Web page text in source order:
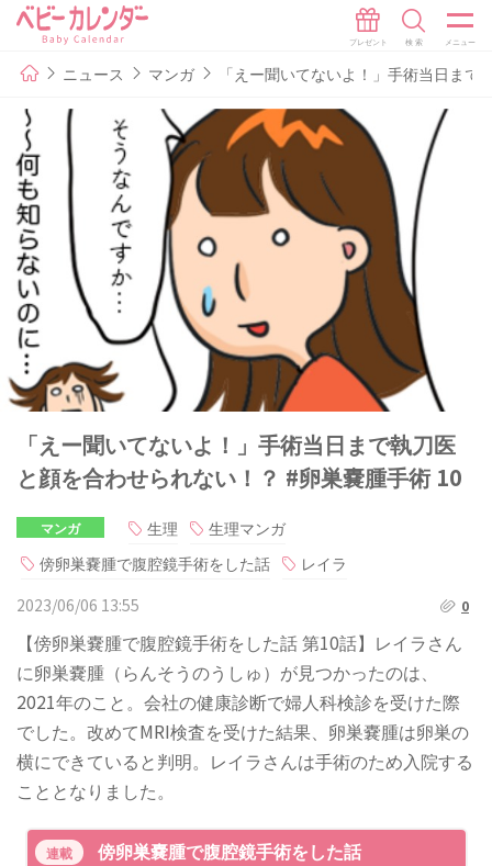
ニュース マンガ 「えー聞いてないよ！」手術当日ま
「えー聞いてないよ！」手術当日まで執刀医
と顔を合わせられない！？ #卵巣嚢腫手術 10
マンガ 生理
生理マンガ
傍卵巣嚢腫で腹腔鏡手術をした話
レイラ
2023/06/06 13:55
0
【傍卵巣嚢腫で腹腔鏡手術をした話 第10話】レイラさん
に卵巣嚢腫（らんそうのうしゅ）が見つかったのは、
2021年のこと。会社の健康診断で婦人科検診を受けた際
でした。改めてMRI検査を受けた結果、卵巣嚢腫は卵巣の
横にできていると判明。レイラさんは手術のため入院する
こととなりました。
連載 傍卵巣嚢腫で腹腔鏡手術をした話